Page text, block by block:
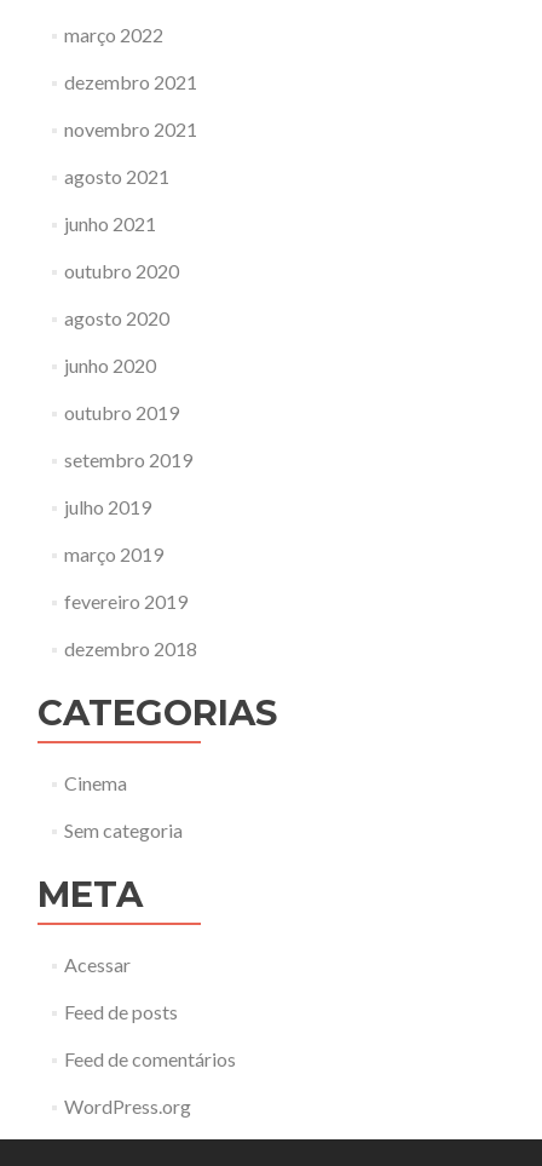
março 2022
dezembro 2021
novembro 2021
agosto 2021
junho 2021
outubro 2020
agosto 2020
junho 2020
outubro 2019
setembro 2019
julho 2019
março 2019
fevereiro 2019
dezembro 2018
CATEGORIAS
Cinema
Sem categoria
META
Acessar
Feed de posts
Feed de comentários
WordPress.org